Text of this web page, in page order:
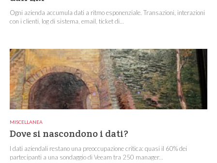
Ogni azienda accumula dati a ritmo esponenziale. Transazioni, interazioni
con i clienti, log di sistema, email, ticket di...
MISCELLANEA
Dove si nascondono i dati?
I dati aziendali restano una preoccupazione critica: quasi il 60% dei
partecipanti a una sondaggio di Veeam tra 250 manager...